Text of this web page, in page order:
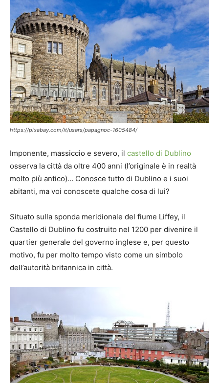
https://pixabay.com/it/users/papagnoc-1605484/
Imponente, massiccio e severo, il castello di Dublino
osserva la città da oltre 400 anni (l’originale è in realtà
molto più antico)… Conosce tutto di Dublino e i suoi
abitanti, ma voi conoscete qualche cosa di lui?
Situato sulla sponda meridionale del fiume Liffey, il
Castello di Dublino fu costruito nel 1200 per divenire il
quartier generale del governo inglese e, per questo
motivo, fu per molto tempo visto come un simbolo
dell’autorità britannica in città.